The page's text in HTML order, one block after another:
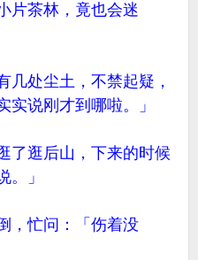
片茶林，竟也会迷
几处尘土，不禁起疑，
实说刚才到哪啦。」
了逛后山，下来的时候
。」
，忙问：「伤着没